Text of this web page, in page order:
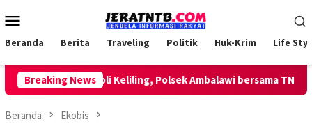
ke
Mobile
Beranda Berita Traveling Politik Huk-Krim Life
Breaking News
Lakukan Patroli Keliling, Polsek Ambalawi bersama TNI dan
Beranda Ekobis